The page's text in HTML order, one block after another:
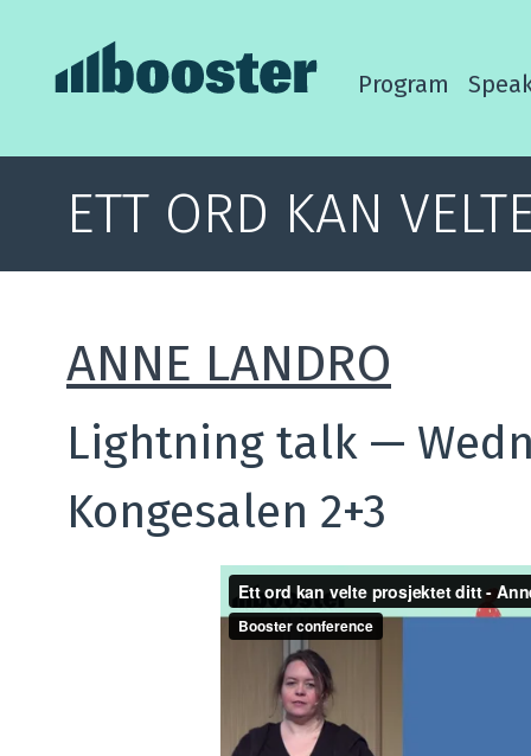
Program
ETT ORD KAN
ANNE LANDRO
Lightning talk —
Kongesalen 2+3